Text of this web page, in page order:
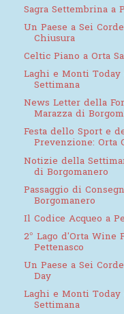
Sagra Settembrina a
Un Paese a Sei
Chiusura
Celtic Piano a Orta
Laghi e Monti Today
Settimana
News Letter della
Marazza di
Festa dello Sport e
Prevenzione: Orta
Notizie della
di Borgomanero
Passaggio di
Borgomanero
Il Codice Acqueo a
2° Lago d'Orta Wine
Pettenasco
Un Paese a Sei
Day
Laghi e Monti Today
Settimana